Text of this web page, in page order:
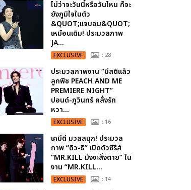
ไม่ว่าจะวันนี้หรือวันไหน ก็จะ
ยังภูมิใจในตัว
&QUOT;แจบอม&QUOT;
เหมือนเดิม! ประมวลภาพ
JA...
EXCLUSIVE : 28
ประมวลภาพงาน “มีสติแล้ว
ลูกพีช PEACH AND ME
PREMIERE NIGHT”
ปอนด์-ภูวินทร์ คลั่งรัก
หวา...
EXCLUSIVE : 16
เคมีดี มวลสนุก! ประมวล
ภาพ “ดิว-ธี” เปิดตัวซีรีส์
“MR.KILL มังงะสั่งตาย” ใน
งาน “MR.KILL...
EXCLUSIVE : 14